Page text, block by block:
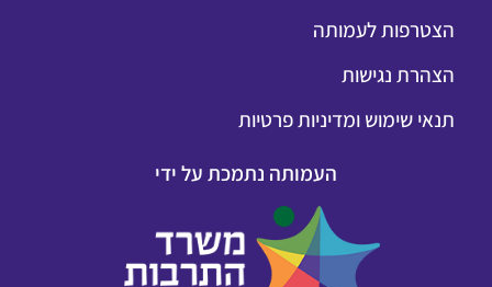
הצטרפות לעמותה
הצהרת נגישות
תנאי שימוש ומדיניות פרטיות
העמותה נתמכת על ידי